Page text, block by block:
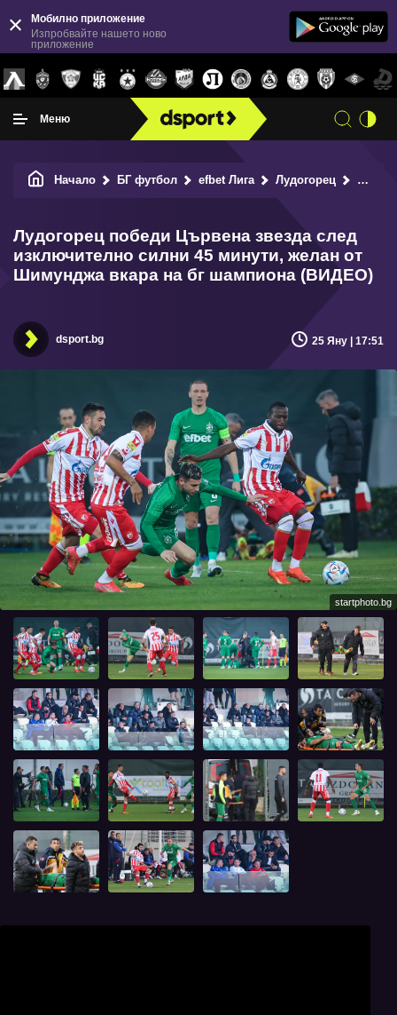
Мобилно приложение
Изпробвайте нашето ново
приложение
Меню
Начало БГ футбол efbet Лига Лудогорец
Лудогорец победи Цървена звезда след
изключително силни 45 минути, желан от
Шимунджа вкара на бг шампиона (ВИДЕО)
dsport.bg 25 Яну | 17:51
startphoto.bg